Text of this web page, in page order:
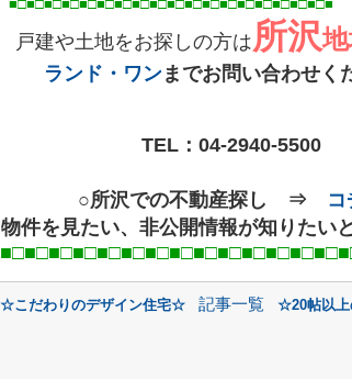
□■□■
戸建や土地をお探しの方は 所沢
ランド・ワンまでお問い合わせく
TEL： 04-2940-5500
○所沢での不動産探し ⇒
コ
件を見たい、非公開情報が知りた
こだわりのデザイン住宅☆ 記事一覧 ☆20帖以